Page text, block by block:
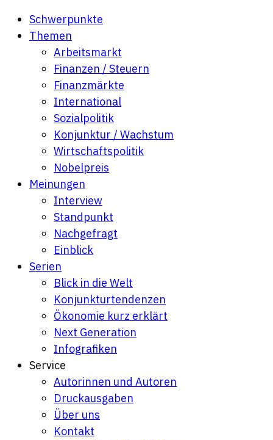
Schwerpunkte
Themen
Arbeitsmarkt
Finanzen / Steuern
Finanzmärkte
International
Sozialpolitik
Konjunktur / Wachstum
Wirtschaftspolitik
Nobelpreis
Meinungen
Interview
Standpunkt
Nachgefragt
Einblick
Serien
Blick in die Welt
Konjunkturtendenzen
Ökonomie kurz erklärt
Next Generation
Infografiken
Service
Autorinnen und Autoren
Druckausgaben
Über uns
Kontakt